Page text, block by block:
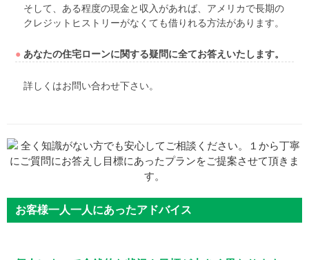
そして、ある程度の現金と収入があれば、アメリカで長期の
クレジットヒストリーがなくても借りれる方法があります。
● あなたの住宅ローンに関する疑問に全てお答えいたします。
詳しくはお問い合わせ下さい。
お客様一人一人にあったアドバイス